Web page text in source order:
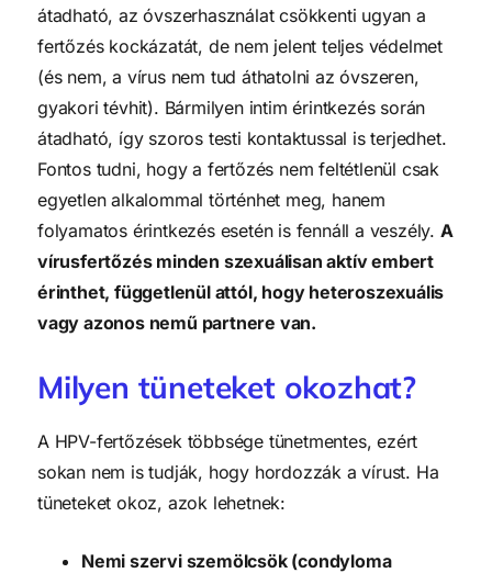
átadható, az óvszerhasználat csökkenti ugyan a
fertőzés kockázatát, de nem jelent teljes védelmet
(és nem, a vírus nem tud áthatolni az óvszeren,
gyakori tévhit). Bármilyen intim érintkezés során
átadható, így szoros testi kontaktussal is terjedhet.
Fontos tudni, hogy a fertőzés nem feltétlenül csak
egyetlen alkalommal történhet meg, hanem
folyamatos érintkezés esetén is fennáll a veszély. A
vírusfertőzés minden szexuálisan aktív embert
érinthet, függetlenül attól, hogy heteroszexuális
vagy azonos nemű partnere van.
Milyen tüneteket okozhat?
A HPV-fertőzések többsége tünetmentes, ezért
sokan nem is tudják, hogy hordozzák a vírust. Ha
tüneteket okoz, azok lehetnek:
Nemi szervi szemölcsök (condyloma